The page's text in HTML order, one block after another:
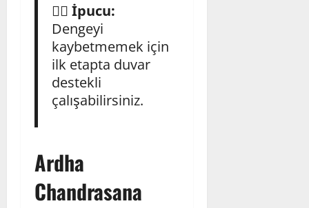
🧘‍♂️İpucu:
Dengeyi
kaybetmemek için
ilk etapta duvar
destekli
çalışabilirsiniz.
Ardha
Chandrasana